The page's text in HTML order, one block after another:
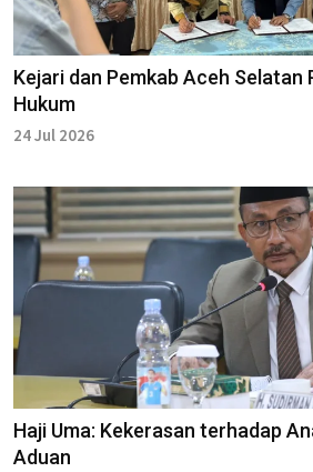
Kejari dan Pemkab Aceh Selatan
Hukum
24 Jul 2026
Haji Uma: Kekerasan terhadap
Aduan